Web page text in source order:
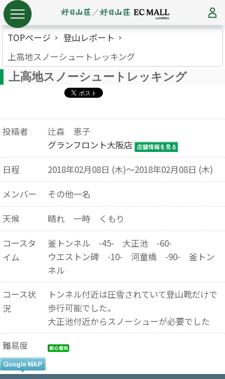
TOPページ
登山レポート
上高地スノーシュートレッキング
上高地スノーシュートレッキング
投稿者
辻森 恵子
グランフロント大阪店
日程
2018年02月08日 (木)～2018年02月08日 (木)
メンバー
その他一名
天候
晴れ 一時 くもり
コースタ
イム
釜トンネル -45- 大正池 -60-
ウエストン碑 -10- 河童橋 -90- 釜トン
ネル
コース状
況
トンネル付近は圧雪されていて登山靴だけで
歩行可能でした。
大正池付近からスノーシューが必要でした
難易度